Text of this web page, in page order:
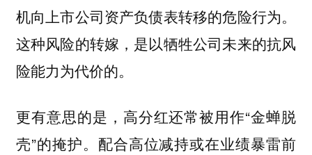
机向上市公司资产负债表转移的危险行为。
这种风险的转嫁，是以牺牲公司未来的抗风
险能力为代价的。
更有意思的是，高分红还常被用作“金蝉脱
壳”的掩护。配合高位减持或在业绩暴雷前